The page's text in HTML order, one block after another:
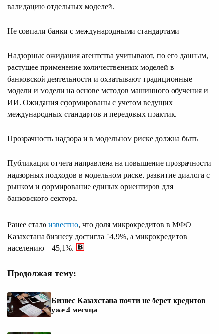
валидацию отдельных моделей.
Не совпали банки с международными стандартами
Надзорные ожидания агентства учитывают, по его данным,
растущее применение количественных моделей в
банковской деятельности и охватывают традиционные
модели и модели на основе методов машинного обучения и
ИИ. Ожидания сформированы с учетом ведущих
международных стандартов и передовых практик.
Прозрачность надзора и в модельном риске должна быть
Публикация отчета направлена на повышение прозрачности
надзорных подходов в модельном риске, развитие диалога с
рынком и формирование единых ориентиров для
банковского сектора.
Ранее стало известно, что доля микрокредитов в МФО
Казахстана бизнесу достигла 54,9%, а микрокредитов
населению – 45,1%.
Продолжая тему:
Бизнес Казахстана почти не берет кредитов
уже 4 месяца